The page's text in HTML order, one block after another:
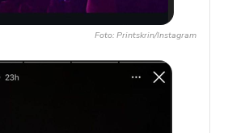
Foto: Printskrin/Instagram